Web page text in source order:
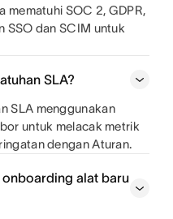
mematuhi SOC 2, GDPR,
SSO dan SCIM untuk
SLA?
SLA menggunakan
untuk melacak metrik
dengan Aturan.
onboarding alat baru